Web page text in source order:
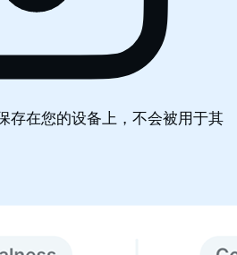
存在您的设备上，不会被用于其